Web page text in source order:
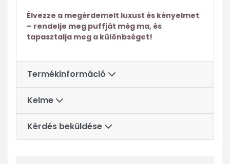
Élvezze a megérdemelt luxust és kényelmet
– rendelje meg puffját még ma, és
tapasztalja meg a különbséget!
Termékinformáció
Kelme
Kérdés beküldése